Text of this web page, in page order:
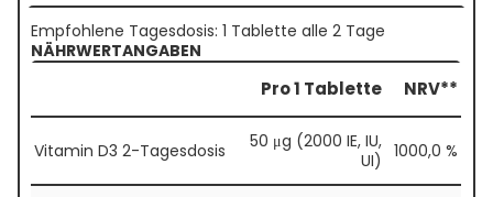
Empfohlene Tagesdosis: 1 Tablette alle 2 Tage
NÄHRWERTANGABEN
Pro 1 Tablette NRV**
Vitamin D3 2-Tagesdosis
50 μg (2000 IE, IU,
UI)
1000,0 %